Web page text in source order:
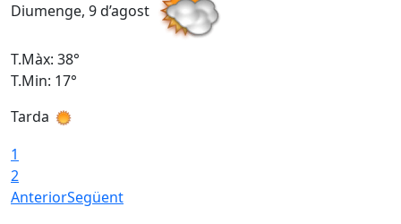
Diumenge, 9 d’agost
T.Màx: 38°
T.Min: 17°
Tarda
1
2
AnteriorSegüent